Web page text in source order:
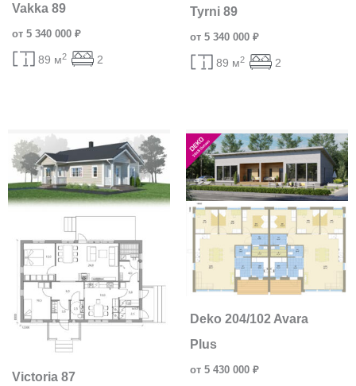
Vakka 89
от 5 340 000 ₽
89 м2 2
Tyrni 89
от 5 340 000 ₽
89 м2 2
Victoria 87
Deko 204/102 Avara
Plus
от 5 430 000 ₽